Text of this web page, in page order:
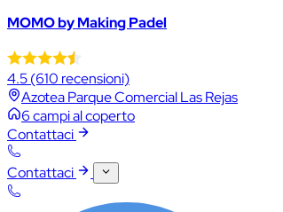
MOMO by Making Padel
4.5(610 recensioni)
Azotea Parque Comercial Las Rejas
6 campi al coperto
Contattaci
Contattaci